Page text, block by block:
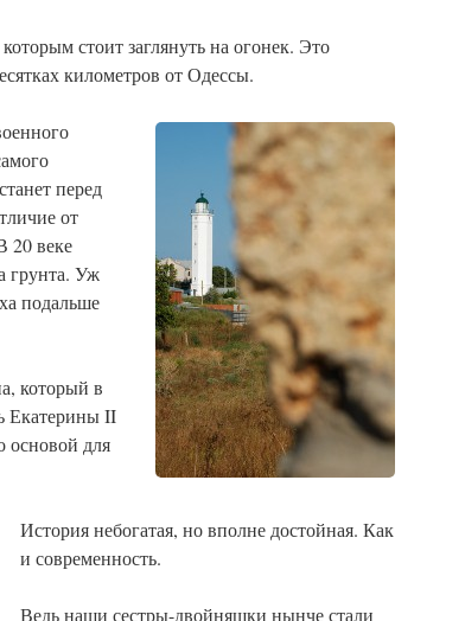
стоит заглянуть на огонек. Это
километров от Одессы.
перед
от
20 веке
грунта. Уж
подальше
который в
Екатерины II
основой для
История небогатая, но вполне достойная. Как
и современность.
Ведь наши сестры-двойняшки нынче стали